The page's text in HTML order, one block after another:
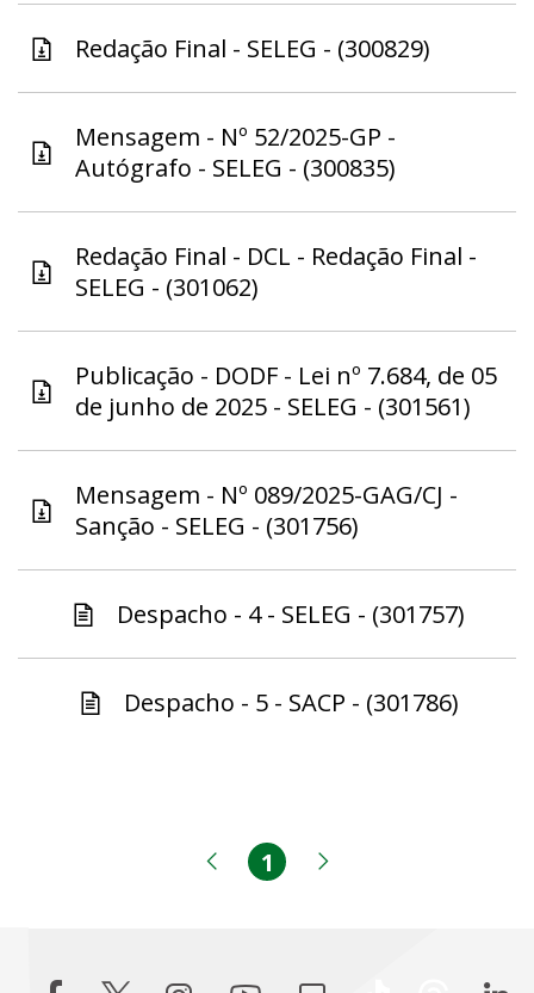
Redação Final - SELEG - (300829)
Mensagem - Nº 52/2025-GP -
Autógrafo - SELEG - (300835)
Redação Final - DCL - Redação Final -
SELEG - (301062)
Publicação - DODF - Lei nº 7.684, de 05
de junho de 2025 - SELEG - (301561)
Mensagem - Nº 089/2025-GAG/CJ -
Sanção - SELEG - (301756)
Despacho - 4 - SELEG - (301757)
Despacho - 5 - SACP - (301786)
Página anterior
Página
1